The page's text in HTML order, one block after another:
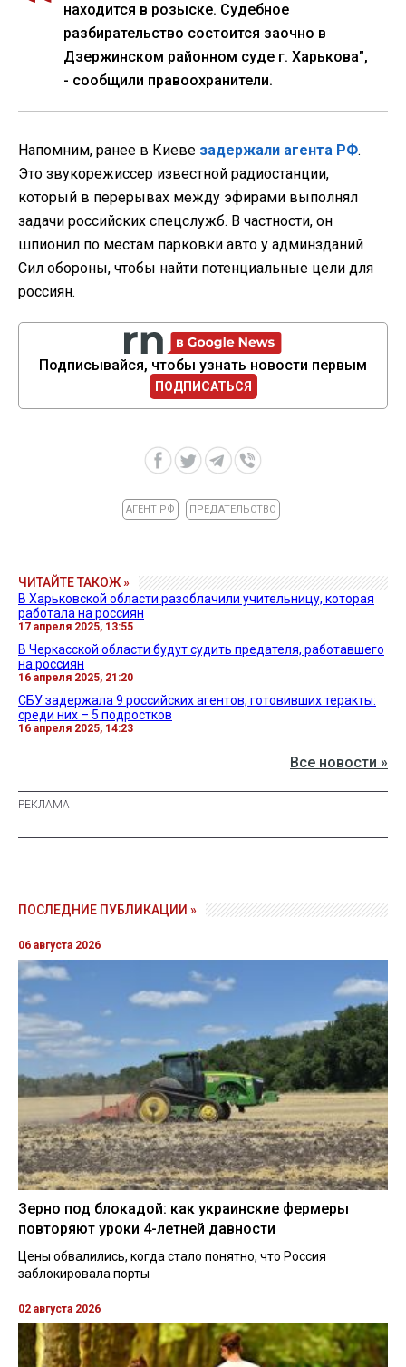
находится в розыске. Судебное
разбирательство состоится заочно в
Дзержинском районном суде г. Харькова",
- сообщили правоохранители.
Напомним, ранее в Киеве задержали агента РФ.
Это звукорежиссер известной радиостанции,
который в перерывах между эфирами выполнял
задачи российских спецслужб. В частности, он
шпионил по местам парковки авто у админзданий
Сил обороны, чтобы найти потенциальные цели для
россиян.
Подписывайся, чтобы узнать новости первым
ПОДПИСАТЬСЯ
АГЕНТ РФ ПРЕДАТЕЛЬСТВО
ЧИТАЙТЕ ТАКОЖ »
В Харьковской области разоблачили учительницу, которая
работала на россиян
17 апреля 2025, 13:55
В Черкасской области будут судить предателя, работавшего
на россиян
16 апреля 2025, 21:20
СБУ задержала 9 российских агентов, готовивших теракты:
среди них – 5 подростков
16 апреля 2025, 14:23
Все новости »
ПОСЛЕДНИЕ ПУБЛИКАЦИИ »
06 августа 2026
Зерно под блокадой: как украинские фермеры
повторяют уроки 4-летней давности
Цены обвалились, когда стало понятно, что Россия
заблокировала порты
02 августа 2026